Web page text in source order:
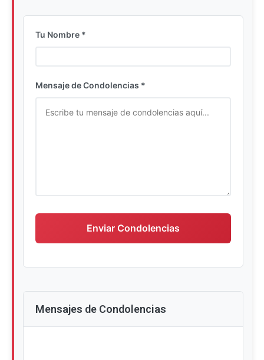
Tu Nombre *
Mensaje de Condolencias *
Enviar Condolencias
Mensajes de Condolencias